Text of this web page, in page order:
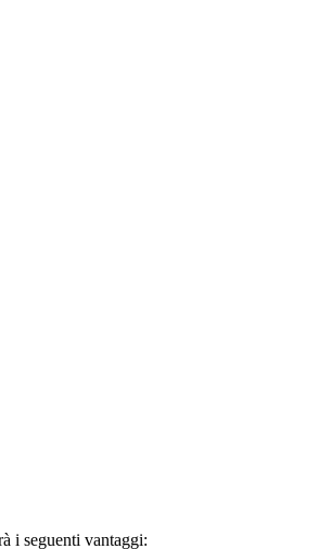
i seguenti vantaggi: